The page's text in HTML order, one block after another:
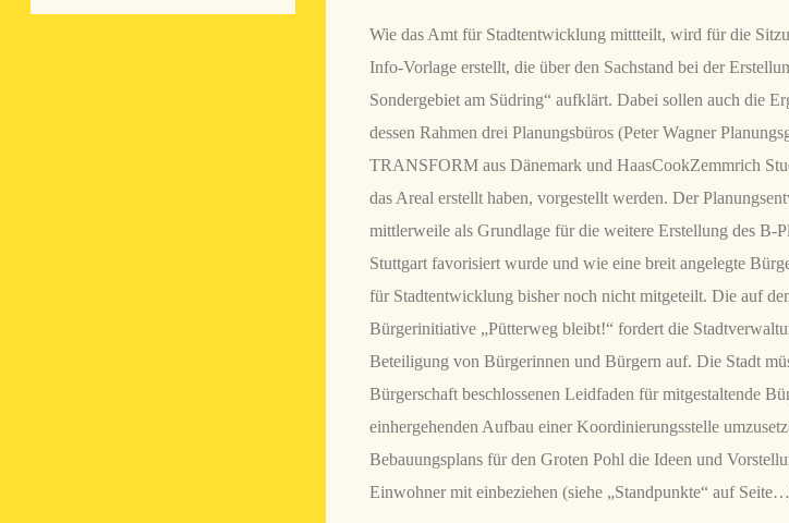
Wie das Amt für Stadtentwicklung mittteilt, wird für die
Info-Vorlage erstellt, die über den Sachstand bei der
Sondergebiet am Südring“ aufklärt. Dabei sollen auch die
dessen Rahmen drei Planungsbüros (Peter Wagner
TRANSFORM aus Dänemark und HaasCookZemmrich
das Areal erstellt haben, vorgestellt werden. Der
mittlerweile als Grundlage für die weitere Erstellung des B-
Stuttgart favorisiert wurde und wie eine breit angelegte
für Stadtentwicklung bisher noch nicht mitgeteilt. Die auf
Bürgerinitiative „Pütterweg bleibt!“ fordert die
Beteiligung von Bürgerinnen und Bürgern auf. Die Stadt
Bürgerschaft beschlossenen Leidfaden für mitgestaltende
einhergehenden Aufbau einer Koordinierungsstelle
Bebauungsplans für den Groten Pohl die Ideen und
Einwohner mit einbeziehen (siehe „Standpunkte“ auf